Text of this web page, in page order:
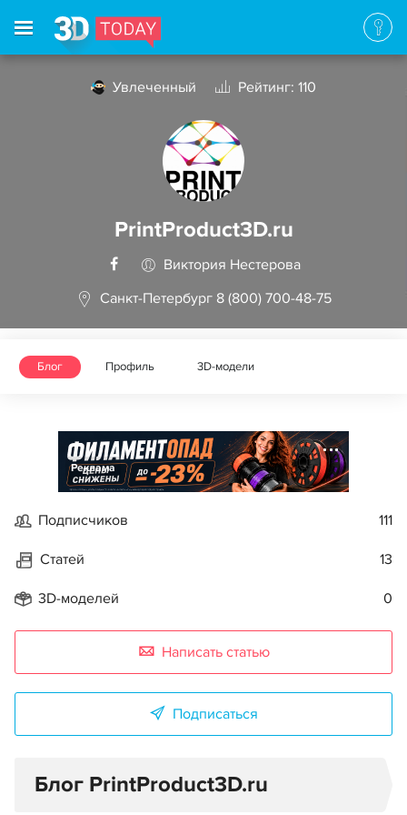
Увлеченный Рейтинг: 110
PrintProduct3D.ru
Виктория Нестерова
Санкт-Петербург 8 (800) 700-48-75
Блог Профиль 3D-модели
Реклама
Подписчиков 111
Статей 13
3D-моделей 0
Написать статью
Подписаться
Блог PrintProduct3D.ru